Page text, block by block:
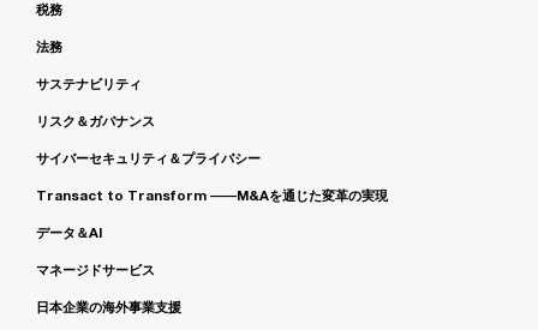
税務
法務
サステナビリティ
リスク＆ガバナンス
サイバーセキュリティ＆プライバシー
Transact to Transform ――M&Aを通じた変革の実現
データ＆AI
マネージドサービス
日本企業の海外事業支援